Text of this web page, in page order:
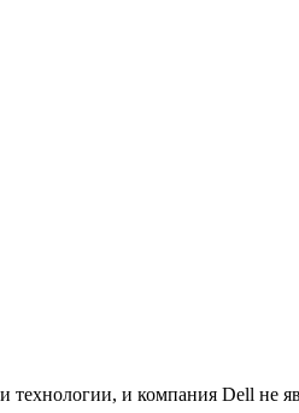
и компания Dell не